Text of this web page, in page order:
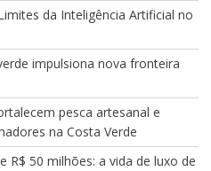
da Inteligência Artificial no
impulsiona nova fronteira
pesca artesanal e
na Costa Verde
50 milhões: a vida de luxo de